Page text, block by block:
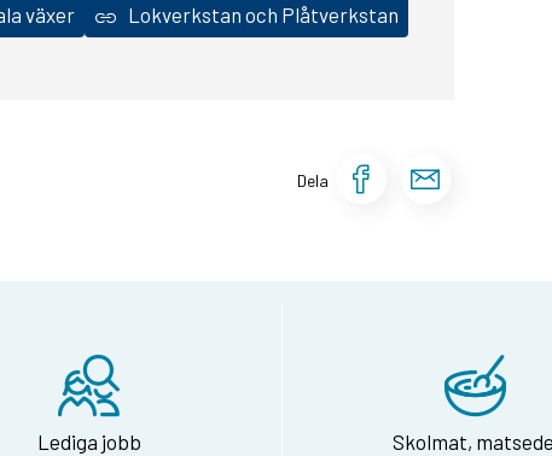
växer
Lokverkstan och Plåtverkstan
Dela Dela sidan
Lediga jobb Skolmat,